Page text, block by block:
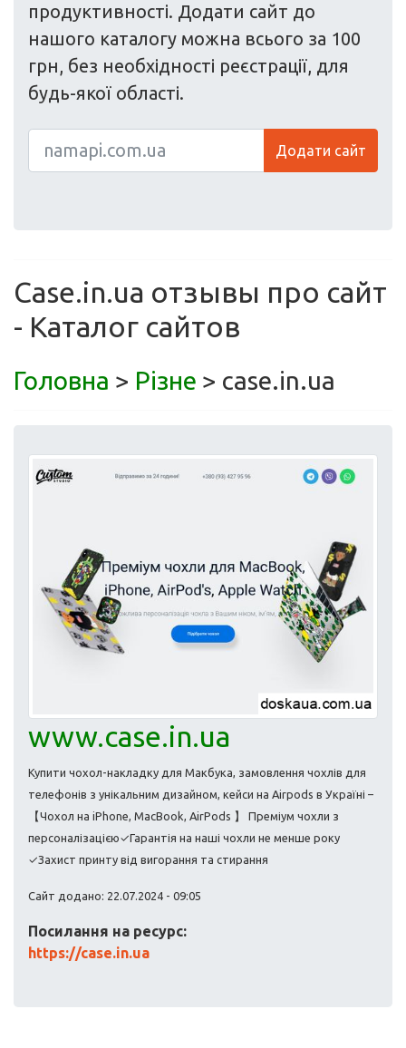
продуктивності. Додати сайт до
нашого каталогу можна всього за 100
грн, без необхідності реєстрації, для
будь-якої області.
Додати сайт
Case.in.ua отзывы про сайт
- Каталог сайтов
Головна > Різне > case.in.ua
www.case.in.ua
Купити чохол-накладку для Макбука, замовлення чохлів для
телефонів з унікальним дизайном, кейси на Airpods в Україні –
【Чохол на iPhone, MacBook, AirPods 】​ Преміум чохли з
персоналізацією✓Гарантія на наші чохли не менше року
✓Захист принту від вигорання та стирання
Сайт додано: 22.07.2024 - 09:05
Посилання на ресурс:
https://case.in.ua